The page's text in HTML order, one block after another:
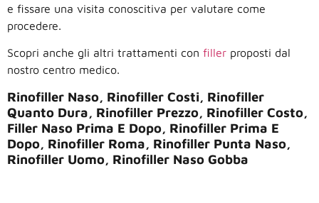
e fissare una visita conoscitiva per valutare come
procedere.
Scopri anche gli altri trattamenti con filler proposti dal
nostro centro medico.
Rinofiller Naso, Rinofiller Costi, Rinofiller
Quanto Dura, Rinofiller Prezzo, Rinofiller Costo,
Filler Naso Prima E Dopo, Rinofiller Prima E
Dopo, Rinofiller Roma, Rinofiller Punta Naso,
Rinofiller Uomo, Rinofiller Naso Gobba